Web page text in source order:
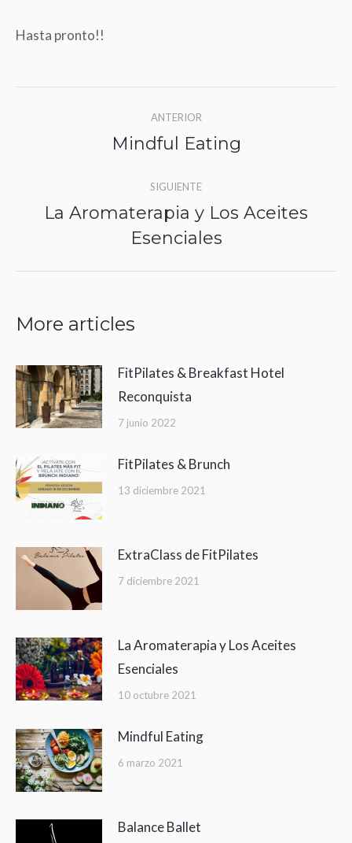
Hasta pronto!!
ANTERIOR
Publicación
Mindful Eating
SIGUIENTE
Publicación
siguiente:
La Aromaterapia y Los Aceites
Esenciales
More articles
FitPilates & Breakfast Hotel
Reconquista
7 junio 2022
FitPilates & Brunch
13 diciembre 2021
ExtraClass de FitPilates
7 diciembre 2021
La Aromaterapia y Los Aceites
Esenciales
10 octubre 2021
Mindful Eating
6 marzo 2021
Balance Ballet